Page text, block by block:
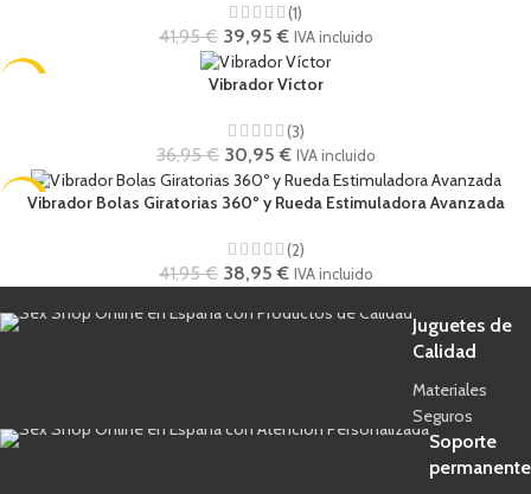
(1)
41,95€ 39,95€ IVA incluido
Vibrador Víctor
(3)
36,95€ 30,95€ IVA incluido
-7%Vibrador Bolas Giratorias 360º y Rueda Estimuladora Avanzada
(2)
41,95€ 38,95€ IVA incluido
Juguetes de
Calidad
Materiales
Seguros
Soporte
permanente